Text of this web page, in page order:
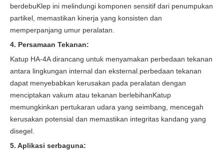
berdebuKlep ini melindungi komponen sensitif dari penumpukan
partikel, memastikan kinerja yang konsisten dan
memperpanjang umur peralatan.
4. Persamaan Tekanan:
Katup HA-4A dirancang untuk menyamakan perbedaan tekanan
antara lingkungan internal dan eksternal.perbedaan tekanan
dapat menyebabkan kerusakan pada peralatan dengan
menciptakan vakum atau tekanan berlebihanKatup
memungkinkan pertukaran udara yang seimbang, mencegah
kerusakan potensial dan memastikan integritas kandang yang
disegel.
5. Aplikasi serbaguna: